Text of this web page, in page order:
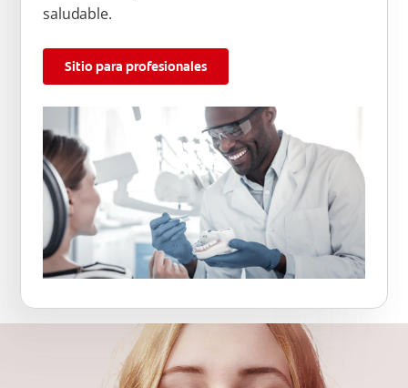
saludable.
Sitio para profesionales